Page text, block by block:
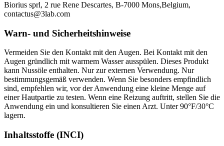
Biorius sprl, 2 rue Rene Descartes, B-7000 Mons,Belgium,
contactus@3lab.com
Warn- und Sicherheitshinweise
Vermeiden Sie den Kontakt mit den Augen. Bei Kontakt mit den
Augen gründlich mit warmem Wasser ausspülen. Dieses Produkt
kann Nussöle enthalten. Nur zur externen Verwendung. Nur
bestimmungsgemäß verwenden. Wenn Sie besonders empfindlich
sind, empfehlen wir, vor der Anwendung eine kleine Menge auf
einer Hautpartie zu testen. Wenn eine Reizung auftritt, stellen Sie die
Anwendung ein und konsultieren Sie einen Arzt. Unter 90°F/30°C
lagern.
Inhaltsstoffe (INCI)